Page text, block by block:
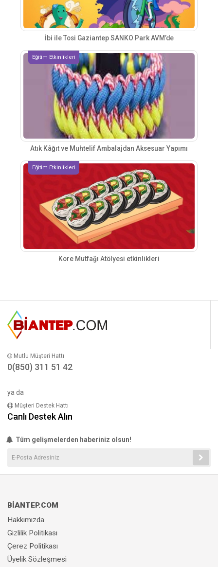
İbi ile Tosi Gaziantep SANKO Park AVM’de
Eğitim Etkinlikleri
Atık Kâğıt ve Muhtelif Ambalajdan Aksesuar Yapımı
Eğitim Etkinlikleri
Kore Mutfağı Atölyesi etkinlikleri
Mutlu Müşteri Hattı
0(850) 311 51 42
ya da
Müşteri Destek Hattı
Canlı Destek Alın
Tüm gelişmelerden haberiniz olsun!
BİANTEP.COM
Hakkımızda
Gizlilik Politikası
Çerez Politikası
Üyelik Sözleşmesi